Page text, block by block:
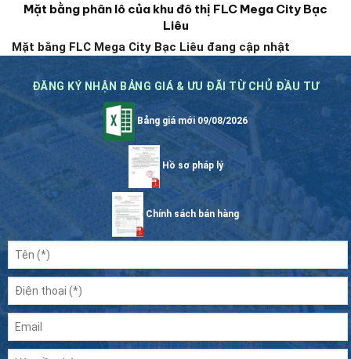
Mặt bằng phân lô của khu đô thị FLC Mega City Bạc
Liêu
Mặt bằng FLC Mega City Bạc Liêu đang cập nhật
ĐĂNG KÝ NHẬN BẢNG GIÁ & ƯU ĐÃI TỪ CHỦ ĐẦU TƯ
Bảng giá mới 09/08/2026
Hồ sơ pháp lý
Chính sách bán hàng